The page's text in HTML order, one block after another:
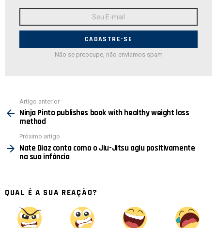
E-
Não se preocupe, não enviamos spam
mais
Artigo anterior
Ninja Pinto publishes book with healthy weight loss
method
Próximo artigo
Nate Diaz conta como o Jiu-Jitsu agiu positivamente
na sua infância
QUAL É A SUA REAÇÃO?